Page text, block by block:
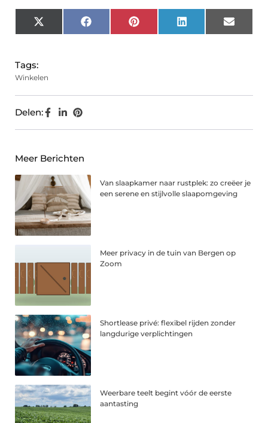
X
(Twitter)
FacebookPinterest LinkedIn Email
Tags:
Winkelen
Delen:
Meer Berichten
Van slaapkamer naar rustplek: zo creëer je
een serene en stijlvolle slaapomgeving
Meer privacy in de tuin van Bergen op
Zoom
Shortlease privé: flexibel rijden zonder
langdurige verplichtingen
Weerbare teelt begint vóór de eerste
aantasting